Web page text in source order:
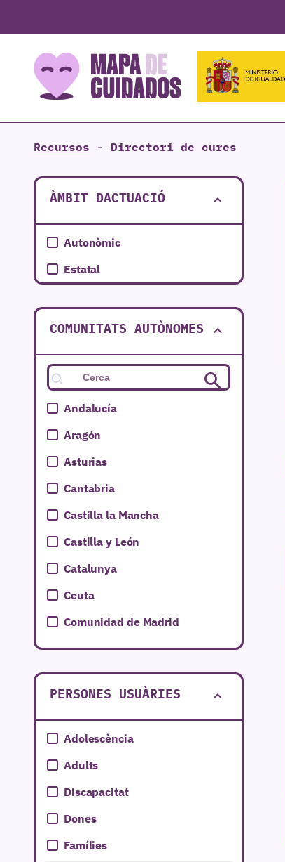
Recursos - Directori de cures
ÀMBIT DACTUACIÓ
Autonòmic
Estatal
COMUNITATS AUTÒNOMES
Andalucía
Aragón
Asturias
Cantabria
Castilla la Mancha
Castilla y León
Catalunya
Ceuta
Comunidad de Madrid
Comunitat Valenciana
Extremadura
Galícia
PERSONES USUÀRIES
Adolescència
Adults
Discapacitat
Dones
Famílies